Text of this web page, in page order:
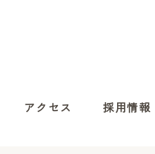
アクセス 採用情報